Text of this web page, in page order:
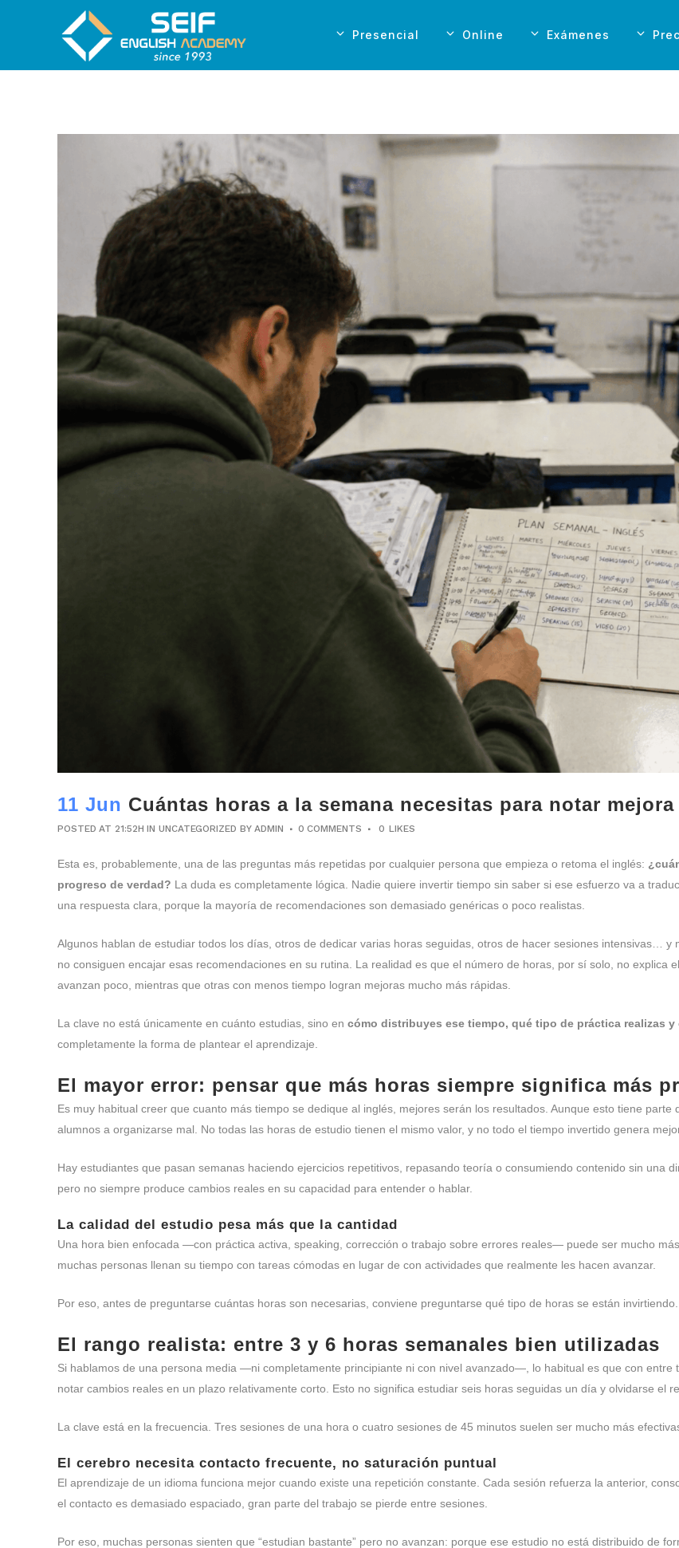
Presencial Online Exámenes
11 Jun Cuántas horas a la semana necesitas para notar
POSTED AT 21:52H INUNCATEGORIZED BYADMIN 0 COMMENTS 0 LIKES
Esta es, probablemente, una de las preguntas más repetidas por cualquier persona que empieza o retoma el inglés:
progreso de verdad? La duda es completamente lógica. Nadie quiere invertir tiempo sin saber si ese esfuerzo va a
una respuesta clara, porque la mayoría de recomendaciones son demasiado genéricas o poco realistas.
Algunos hablan de estudiar todos los días, otros de dedicar varias horas seguidas, otros de hacer sesiones intensivas…
no consiguen encajar esas recomendaciones en su rutina. La realidad es que el número de horas, por sí solo, no explica
avanzan poco, mientras que otras con menos tiempo logran mejoras mucho más rápidas.
La clave no está únicamente en cuánto estudias, sino en cómo distribuyes ese tiempo, qué tipo de práctica realizas
completamente la forma de plantear el aprendizaje.
El mayor error: pensar que más horas siempre significa más
Es muy habitual creer que cuanto más tiempo se dedique al inglés, mejores serán los resultados. Aunque esto tiene
alumnos a organizarse mal. No todas las horas de estudio tienen el mismo valor, y no todo el tiempo invertido genera
Hay estudiantes que pasan semanas haciendo ejercicios repetitivos, repasando teoría o consumiendo contenido sin una
pero no siempre produce cambios reales en su capacidad para entender o hablar.
La calidad del estudio pesa más que la cantidad
Una hora bien enfocada —con práctica activa, speaking, corrección o trabajo sobre errores reales— puede ser mucho
muchas personas llenan su tiempo con tareas cómodas en lugar de con actividades que realmente les hacen avanzar.
Por eso, antes de preguntarse cuántas horas son necesarias, conviene preguntarse qué tipo de horas se están invirtiendo.
El rango realista: entre 3 y 6 horas semanales bien utilizadas
Si hablamos de una persona media —ni completamente principiante ni con nivel avanzado—, lo habitual es que con entre
notar cambios reales en un plazo relativamente corto. Esto no significa estudiar seis horas seguidas un día y olvidarse el
La clave está en la frecuencia. Tres sesiones de una hora o cuatro sesiones de 45 minutos suelen ser mucho más
El cerebro necesita contacto frecuente, no saturación puntual
El aprendizaje de un idioma funciona mejor cuando existe una repetición constante. Cada sesión refuerza la anterior,
el contacto es demasiado espaciado, gran parte del trabajo se pierde entre sesiones.
Por eso, muchas personas sienten que “estudian bastante” pero no avanzan: porque ese estudio no está distribuido de